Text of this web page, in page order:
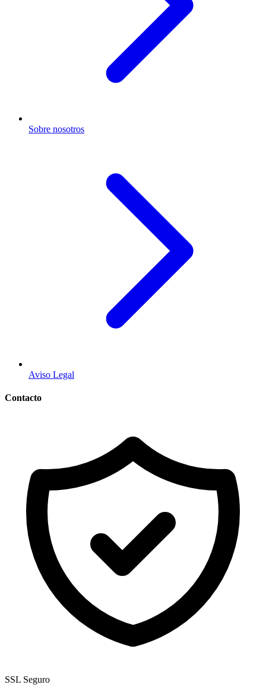
Sobre nosotros
Aviso Legal
Contacto
SSL Seguro